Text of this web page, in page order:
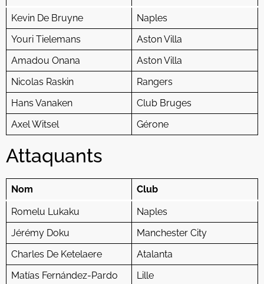
Kevin De Bruyne
Naples
Youri Tielemans
Aston Villa
Amadou Onana
Aston Villa
Nicolas Raskin
Rangers
Hans Vanaken
Club Bruges
Axel Witsel
Gérone
Attaquants
Nom
Club
Romelu Lukaku
Naples
Jérémy Doku
Manchester City
Charles De Ketelaere
Atalanta
Matías Fernández-Pardo
Lille